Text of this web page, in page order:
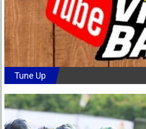
Tune Up